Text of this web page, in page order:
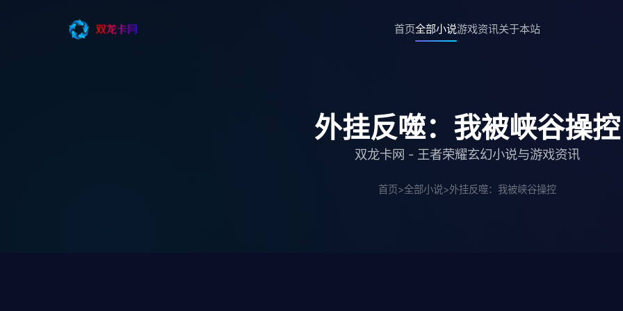
首页全部小说游戏资讯关于本站
外挂反噬：我被峡谷操控
双龙卡网 - 王者荣耀玄幻小说与游戏资讯
首页>全部小说>外挂反噬：我被峡谷操控